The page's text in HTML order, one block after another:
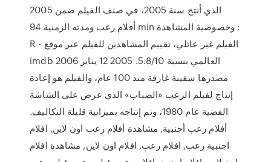
2005 الذي أنتج سنة 2005، في صنف الفيلم ضمن
أفلام رعب ومدته الزمنية 94 min وخصوصية المشاهدة :
R - الفيلم غير عائلي، تقييم المشاهدين للفيلم عبر موقع
imdb العالمي بنسبة 5.8/10. 2005 12 يناير 2006
مصدرها سفينة غارقة منذ 100 عام، والفيلم هو إعادة
إنتاج لفيلم الرعب «الضباب» الذي عرض على الشاشة
الفضية عام 1980، وتم إنتاجه بميزانية قليلة التكاليف.
أفلام رعب أجنبية, مشاهدة أفلام رعب اون لاين, افلام
اجنبية رعب, افلام رعب, افلام اون لاين, مشاهدة افلام